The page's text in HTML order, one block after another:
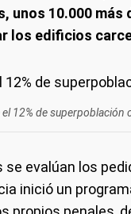
unos 10.000 más
los edificios
12% de superpoblación
se evalúan los
inició un